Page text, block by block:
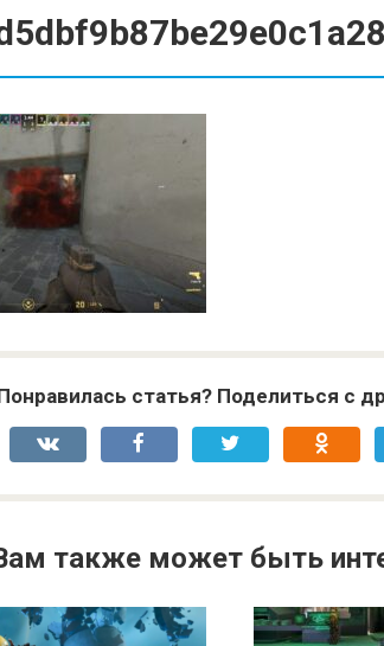
статья? Поделиться с
также может быть